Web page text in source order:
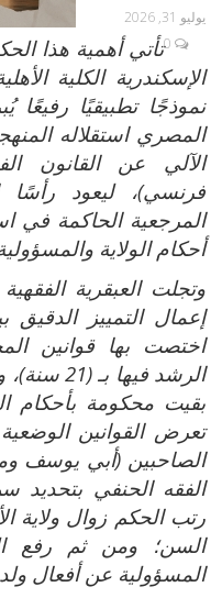
يوليو 31, 2026
0تأتي أهمية هذا
نموذجًا تطبيقيًا
المصري استقلاله
فرنسي)، ليعود رأسًا
المرجعية الحاكمة في
أحكام الولاية
وتجلت العبقرية
إعمال التمييز الدقيق
اختصت بها قوانين
الرشد
بقيت محكومة بأحكام
تعرض القوانين
الصاحبين (أبي يوسف
الفقه الحنفي
رتب الحكم زوال ولاية
السن؛ ومن ثم رفع
المسؤولية عن أفعال